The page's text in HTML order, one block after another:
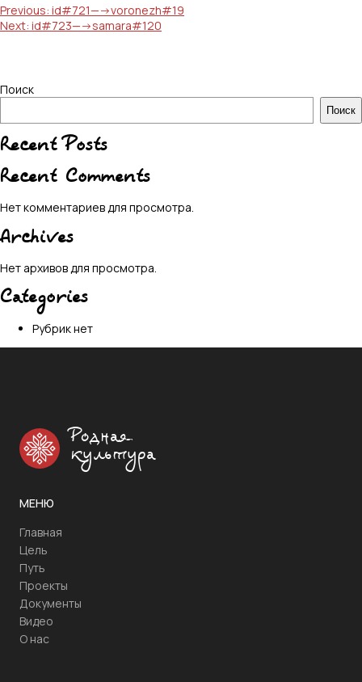
Навигация
по
Previous: id#721—->voronezh#19
Next: id#723—->samara#120
Поиск
Поиск
Recent Posts
Recent Comments
Нет комментариев для просмотра.
Archives
Нет архивов для просмотра.
Categories
Рубрик нет
Родная
культура
МЕНЮ
Главная
Цель
Путь
Проекты
Документы
Видео
О нас